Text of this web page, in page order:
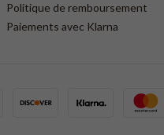
Politique de remboursement
Paiements avec Klarna